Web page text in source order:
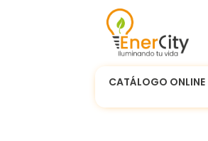
CATÁLOGO ONLINE